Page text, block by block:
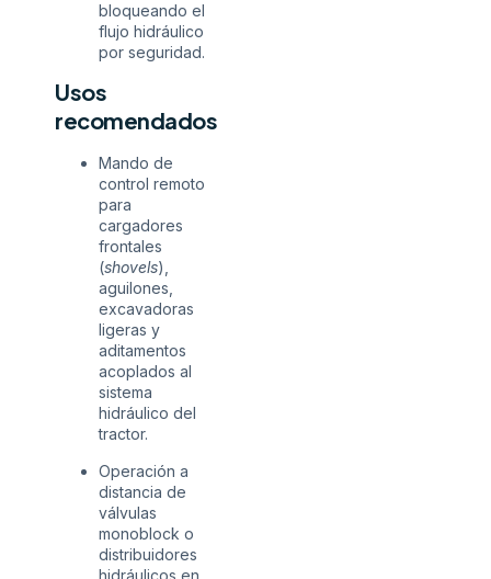
bloqueando el
flujo hidráulico
por seguridad.
Usos
recomendados
Mando de
control remoto
para
cargadores
frontales
(shovels),
aguilones,
excavadoras
ligeras y
aditamentos
acoplados al
sistema
hidráulico del
tractor.
Operación a
distancia de
válvulas
monoblock o
distribuidores
hidráulicos en